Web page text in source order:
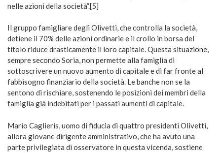
nelle azioni della società”.[5]
Il gruppo famigliare degli Olivetti, che controlla la società,
detiene il 70% delle azioni ordinarie e il crollo in borsa del
titolo riduce drasticamente il loro capitale. Questa situazione,
sempre secondo Soria, non permette alla famiglia di
sottoscrivere un nuovo aumento di capitale e di far fronte al
fabbisogno finanziario della società. Le banche non se la
sentono di rischiare, sostenendo le posizioni dei membri della
famiglia già indebitati per i passati aumenti di capitale.
Mario Caglieris, uomo di fiducia di quattro presidenti Olivetti,
allora giovane dirigente amministrativo, che ha avuto una
parte privilegiata di osservatore in questa vicenda, sostiene